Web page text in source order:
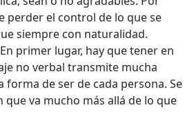
perder el control de lo que se
siempre con naturalidad.
primer lugar, hay que tener en
no verbal transmite mucha
de ser de cada persona. Se
va mucho más allá de lo que